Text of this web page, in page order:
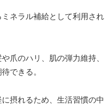
ネラル補給として利用され
爪のハリ、肌の弾力維持、
できる。
摂れるため、生活習慣の中